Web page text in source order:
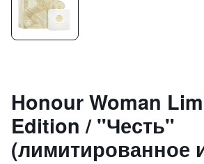
Honour Woman
Edition / "Честь"
(лимитированное